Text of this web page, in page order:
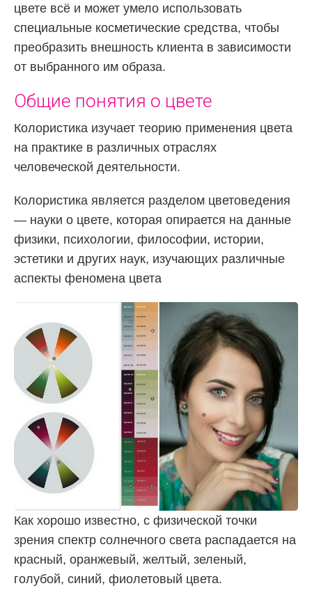
цвете всё и может умело использовать
специальные косметические средства, чтобы
преобразить внешность клиента в зависимости
от выбранного им образа.
Общие понятия о цвете
Колористика изучает теорию применения цвета
на практике в различных отраслях
человеческой деятельности.
Колористика является разделом цветоведения
— науки о цвете, которая опирается на данные
физики, психологии, философии, истории,
эстетики и других наук, изучающих различные
аспекты феномена цвета
Как хорошо известно, с физической точки
зрения спектр солнечного света распадается на
красный, оранжевый, желтый, зеленый,
голубой, синий, фиолетовый цвета.